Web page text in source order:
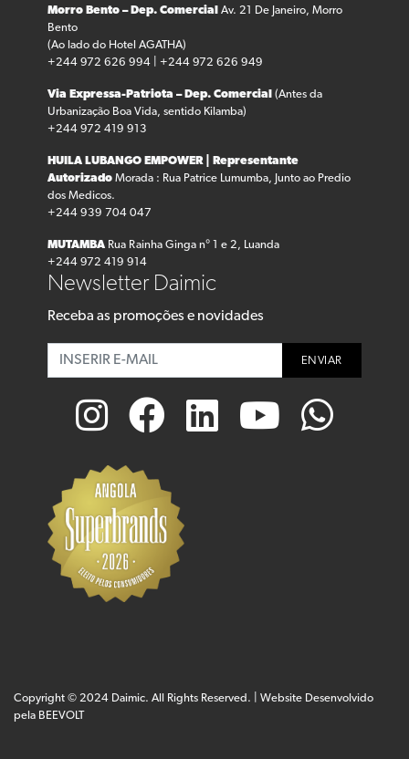
Morro Bento – Dep. Comercial
Av. 21 De Janeiro, Morro
Bento
(Ao lado do Hotel AGATHA)
+244 972 626 994 | +244 972 626 949
Via Expressa-Patriota – Dep. Comercial
(Antes da
Urbanização Boa Vida, sentido Kilamba)
+244 972 419 913
HUILA LUBANGO EMPOWER | Representante
Autorizado Morada : Rua Patrice Lumumba, Junto ao Predio
dos Medicos.
+244 939 704 047
MUTAMBA Rua Rainha Ginga n° 1 e 2, Luanda
+244 972 419 914
Newsletter Daimic
Receba as promoções e novidades
ENVIAR
Copyright © 2024 Daimic. All Rights Reserved. | Website Desenvolvido
pela BEEVOLT